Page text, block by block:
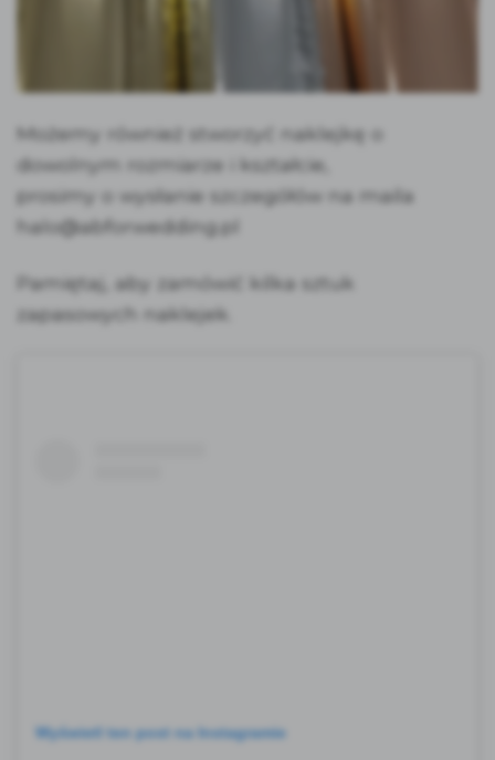
Możemy również stworzyć naklejkę o
dowolnym rozmiarze i kształcie,
prosimy o wysłanie szczegółów na maila
halo@abforwedding.pl
Pamiętaj, aby zamówić kilka sztuk
zapasowych naklejek.
Wyświetl ten post na Instagramie